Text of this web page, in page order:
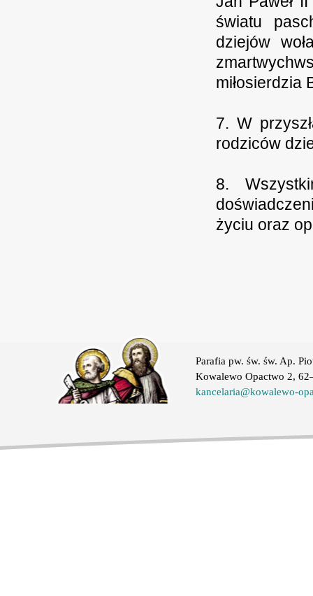
światu
dziejów
miłosierdzia
7. W
rodziców
8.
życiu oraz
Parafia pw. św. św. Ap.
Kowalewo Opactwo 2,
kancelaria@kowalewo-